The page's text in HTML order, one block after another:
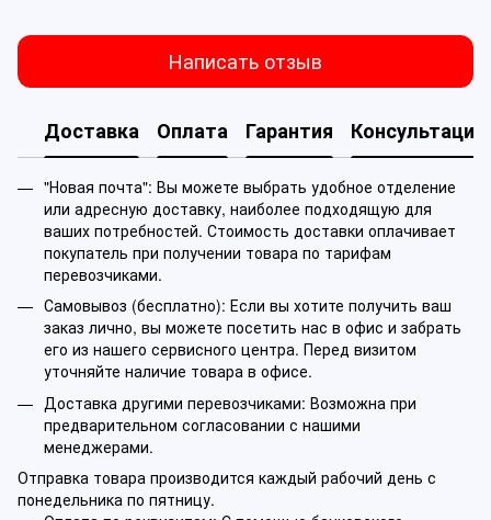
Написать отзыв
Доставка Оплата Гарантия Консультация
"Новая почта": Вы можете выбрать удобное отделение
или адресную доставку, наиболее подходящую для
ваших потребностей. Стоимость доставки оплачивает
покупатель при получении товара по тарифам
перевозчиками.
Самовывоз (бесплатно): Если вы хотите получить ваш
заказ лично, вы можете посетить нас в офис и забрать
его из нашего сервисного центра. Перед визитом
уточняйте наличие товара в офисе.
Доставка другими перевозчиками: Возможна при
предварительном согласовании с нашими
менеджерами.
Отправка товара производится каждый рабочий день с
понедельника по пятницу.